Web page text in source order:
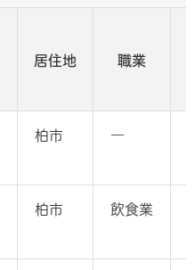
居住地 職業
柏市 ―
柏市 飲食業